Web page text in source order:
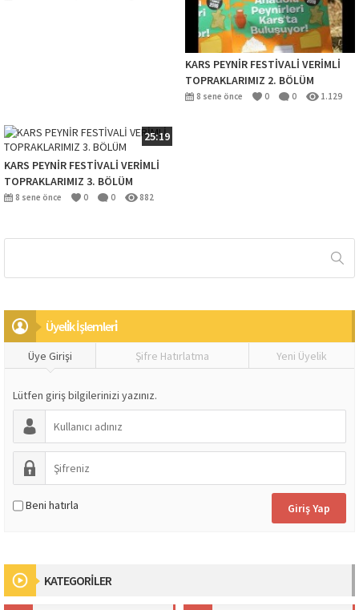
KARS PEYNİR FESTİVALİ VERİMLİ
TOPRAKLARIMIZ 2. BÖLÜM
8 sene önce 0 0 1.129
25:19
KARS PEYNİR FESTİVALİ VERİMLİ
TOPRAKLARIMIZ 3. BÖLÜM
8 sene önce 0 0 882
Üyeli̇k İşlemleri̇
Üye Girişi Şifre Hatırlatma Yeni Üyelik
Lütfen giriş bilgilerinizi yazınız.
Beni hatırla
KATEGORİLER